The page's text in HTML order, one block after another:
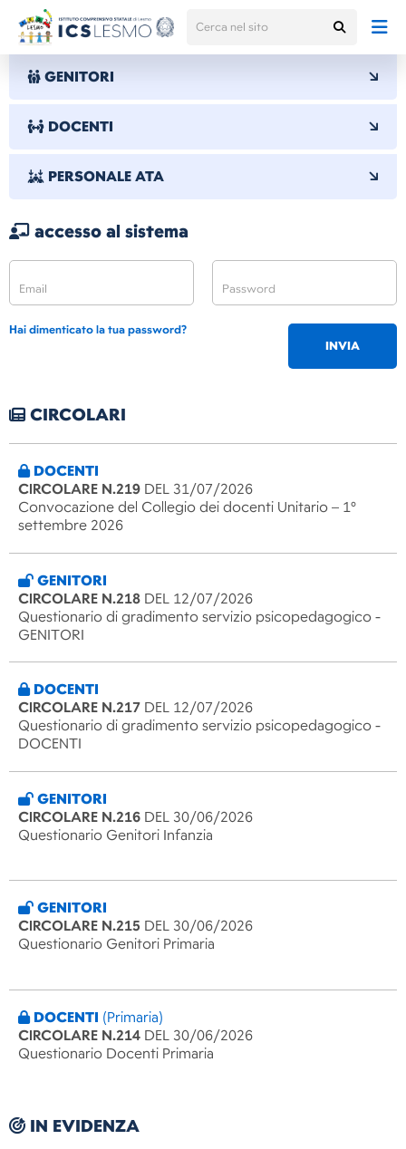
GENITORI
DOCENTI
PERSONALE ATA
accesso al sistema
Hai dimenticato la tua password?
INVIA
CIRCOLARI
DOCENTI
CIRCOLARE N.219 DEL 31/07/2026
Convocazione del Collegio dei docenti Unitario – 1°
settembre 2026
GENITORI
CIRCOLARE N.218 DEL 12/07/2026
Questionario di gradimento servizio psicopedagogico -
GENITORI
DOCENTI
CIRCOLARE N.217 DEL 12/07/2026
Questionario di gradimento servizio psicopedagogico -
DOCENTI
GENITORI
CIRCOLARE N.216 DEL 30/06/2026
Questionario Genitori Infanzia
GENITORI
CIRCOLARE N.215 DEL 30/06/2026
Questionario Genitori Primaria
DOCENTI (Primaria)
CIRCOLARE N.214 DEL 30/06/2026
Questionario Docenti Primaria
IN EVIDENZA